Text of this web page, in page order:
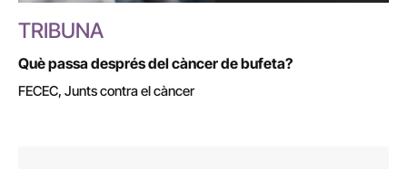
TRIBUNA
Què passa després del càncer de bufeta?
FECEC, Junts contra el càncer